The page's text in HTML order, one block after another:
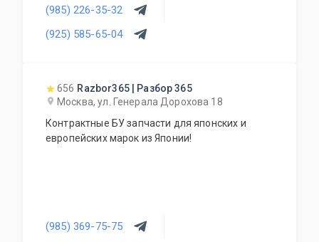
инжекторов, заправку кондиционеров,
шиномонтаж, сход-развал, замена стекол,
установка парктроников и т.д. Также есть
магазин автозапчастей.
(985) 226-35-32
(925) 585-65-04
656 Razbor365 | Разбор 365
Москва, ул. Генерала Дорохова 18
Контрактные БУ запчасти для японских и
европейских марок из Японии!
(985) 369-75-75